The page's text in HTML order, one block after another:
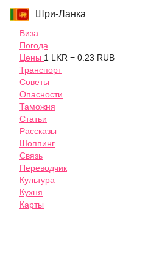
Шри-Ланка
Виза
Погода
Цены 1 LKR = 0.23 RUB
Транспорт
Советы
Опасности
Таможня
Статьи
Рассказы
Шоппинг
Связь
Переводчик
Культура
Кухня
Карты